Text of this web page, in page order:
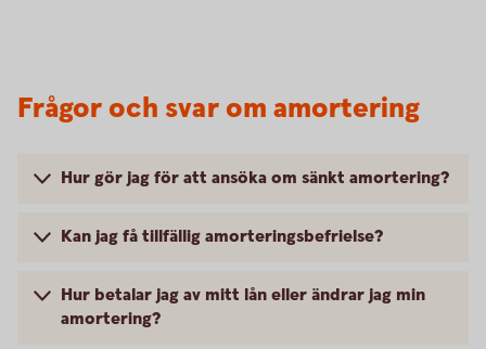
Frågor och svar om amortering
Hur gör jag för att ansöka om sänkt amortering?
Kan jag få tillfällig amorteringsbefrielse?
Hur betalar jag av mitt lån eller ändrar jag min
amortering?